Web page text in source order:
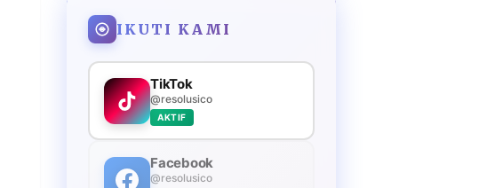
IKUTI KAMI
TikTok
@resolusico
AKTIF
Facebook
@resolusico